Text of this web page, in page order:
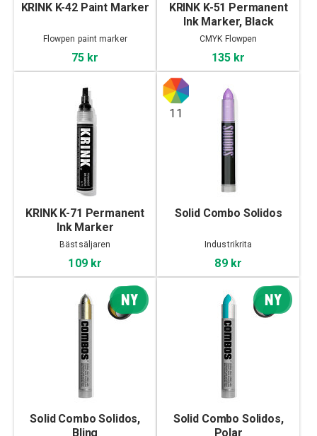
KRINK K-42 Paint Marker
Flowpen paint marker
75 kr
KRINK K-51 Permanent
Ink Marker, Black
CMYK Flowpen
135 kr
KRINK K-71 Permanent
Ink Marker
Bästsäljaren
109 kr
11
Solid Combo Solidos
Industrikrita
89 kr
NY
Solid Combo Solidos,
Bling
NY
Solid Combo Solidos,
Polar